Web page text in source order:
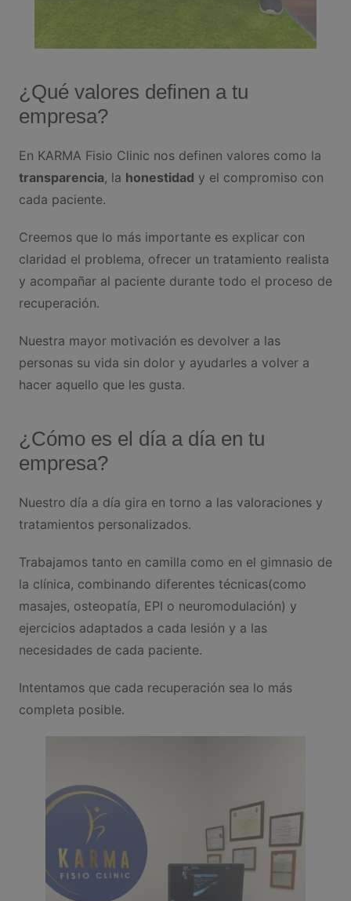
¿Qué valores definen a tu
empresa?
En KARMA Fisio Clinic nos definen valores como la
transparencia, la honestidad y el compromiso con
cada paciente.
Creemos que lo más importante es explicar con
claridad el problema, ofrecer un tratamiento realista
y acompañar al paciente durante todo el proceso de
recuperación.
Nuestra mayor motivación es devolver a las
personas su vida sin dolor y ayudarles a volver a
hacer aquello que les gusta.
¿Cómo es el día a día en tu
empresa?
Nuestro día a día gira en torno a las valoraciones y
tratamientos personalizados.
Trabajamos tanto en camilla como en el gimnasio de
la clínica, combinando diferentes técnicas(como
masajes, osteopatía, EPI o neuromodulación) y
ejercicios adaptados a cada lesión y a las
necesidades de cada paciente.
Intentamos que cada recuperación sea lo más
completa posible.